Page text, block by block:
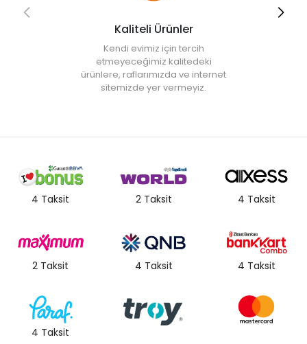
Garanti
• 2 yıl
Kaliteli Ürünler
Kendi evimiz için tercih
etmeyeceğimiz kalitedeki
ürünlere, raflarımızda ve internet
sitemizde yer vermeyiz.
4 Taksit 2 Taksit 4 Taksit
2 Taksit 4 Taksit 4 Taksit
4 Taksit